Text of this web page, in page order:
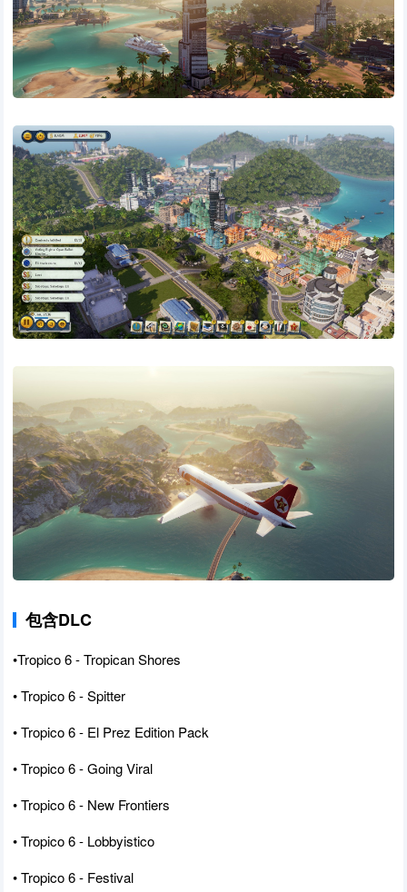
包含DLC
•Tropico 6 - Tropican Shores
• Tropico 6 - Spitter
• Tropico 6 - El Prez Edition Pack
• Tropico 6 - Going Viral
• Tropico 6 - New Frontiers
• Tropico 6 - Lobbyistico
• Tropico 6 - Festival